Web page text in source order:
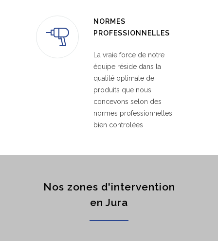
NORMES
PROFESSIONNELLES
La vraie force de notre
équipe réside dans la
qualité optimale de
produits que nous
concevons selon des
normes professionnelles
bien controlées
Nos zones d'intervention
en Jura